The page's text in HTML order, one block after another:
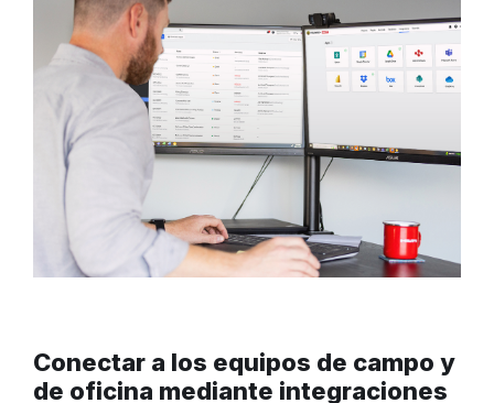
Conectar a los equipos de campo y
de oficina mediante integraciones